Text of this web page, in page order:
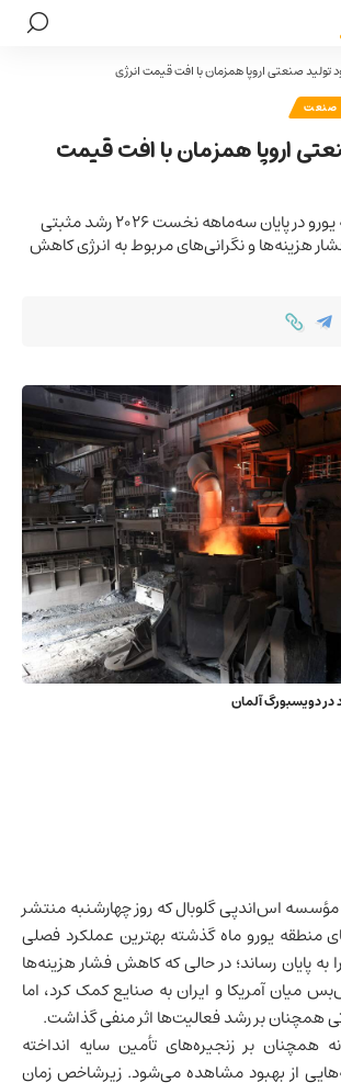
تولید صنعتی اروپا همزمان با افت قیمت انرژی
صنعت
اروپا همزمان با افت قیمت
تولید صنعتی منطقه یورو در پایان سه‌ماهه نخست ۲۰۲۶ رشد مثبتی
هزینه‌ها و نگرانی‌های مربوط به انرژی کاهش
در دویسبورگ آلمان
اس‌اندپی گلوبال که روز چهارشنبه منتشر
منطقه یورو ماه گذشته بهترین عملکرد فصلی
خود از ابتدای ۲۰۲۲ را به پایان رساند؛ در حالی که کاهش فشار هزینه‌ها
میان آمریکا و ایرانبه صنایع کمک کرد، اما
همچنان بر رشد فعالیت‌ها اثر منفی گذاشت.
همچنان بر زنجیره‌های تأمین سایه انداخته
از بهبود مشاهده می‌شود. زیرشاخص زمان